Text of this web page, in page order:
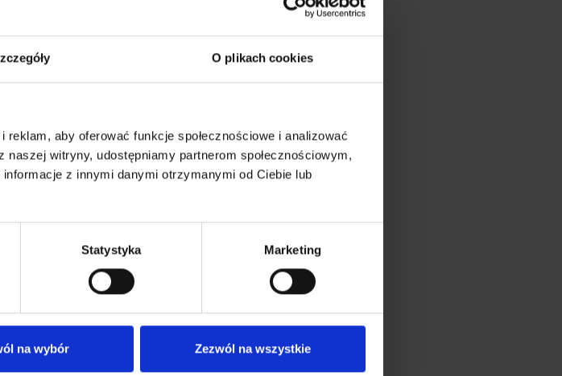
O plikach cookies
aby oferować funkcje społecznościowe i analizować
witryny, udostępniamy partnerom społecznościowym,
z innymi danymi otrzymanymi od Ciebie lub
Statystyka Marketing
na wybór Zezwól na wszystkie
kuriera online — bez abonamentu i bez umowy na start.
Załóż darmowe konto
6370 wyświetleń
swojego biznesu
my oddzwonimy do Ciebie.
Klient Indywidualny